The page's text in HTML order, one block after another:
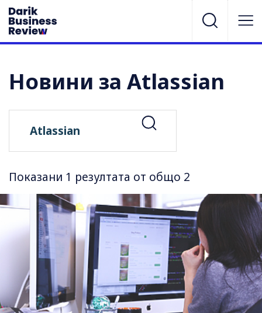
Новини за Atlassian
Показани 1 резултата от общо 2